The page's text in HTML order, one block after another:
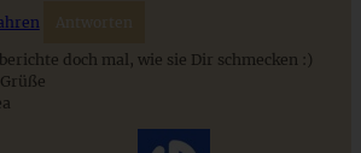
Antworten
doch mal, wie sie Dir schmecken :)